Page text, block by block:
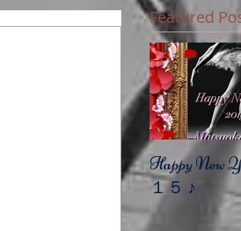
Featured
Happy New
１５ ♪